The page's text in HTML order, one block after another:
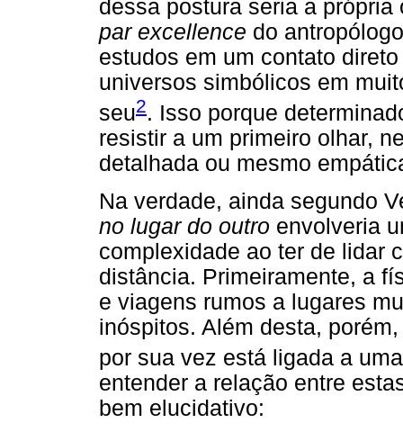
dessa postura seria a
par excellence do
estudos em um contato direto
universos simbólicos em
seu2. Isso porque
resistir a um primeiro olhar,
detalhada ou mesmo
Na verdade, ainda segundo
no lugar do outro envolveria
complexidade ao ter de lidar
distância. Primeiramente, a
e viagens rumos a lugares
inóspitos. Além desta,
por sua vez está ligada a
entender a relação entre
bem elucidativo: